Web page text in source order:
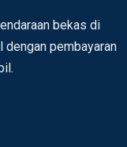
bekas di
dengan pembayaran